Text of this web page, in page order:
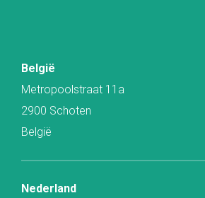
België
Metropoolstraat 11a
2900 Schoten
België
Nederland